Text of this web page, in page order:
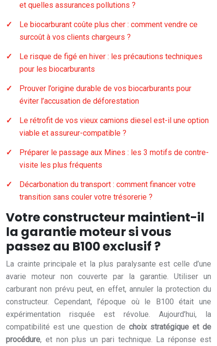
et quelles assurances pollutions ?
Le biocarburant coûte plus cher : comment vendre ce
surcoût à vos clients chargeurs ?
Le risque de figé en hiver : les précautions techniques
pour les biocarburants
Prouver l’origine durable de vos biocarburants pour
éviter l’accusation de déforestation
Le rétrofit de vos vieux camions diesel est-il une option
viable et assureur-compatible ?
Préparer le passage aux Mines : les 3 motifs de contre-
visite les plus fréquents
Décarbonation du transport : comment financer votre
transition sans couler votre trésorerie ?
Votre constructeur maintient-il
la garantie moteur si vous
passez au B100 exclusif ?
La crainte principale et la plus paralysante est celle d’une
avarie moteur non couverte par la garantie. Utiliser un
carburant non prévu peut, en effet, annuler la protection du
constructeur. Cependant, l’époque où le B100 était une
expérimentation risquée est révolue. Aujourd’hui, la
compatibilité est une question de choix stratégique et de
procédure, et non plus un pari technique. La réponse est